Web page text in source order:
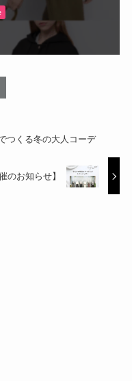
つくる冬の大人コーデ
のお知らせ】